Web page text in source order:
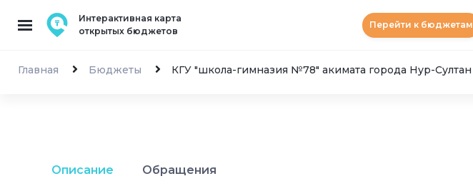
Интерактивная карта
открытых бюджетов
Перейти к бюджетам
Главная Бюджеты КГУ "школа-гимназия №78" акимата города Нур-Султан
Описание Обращения